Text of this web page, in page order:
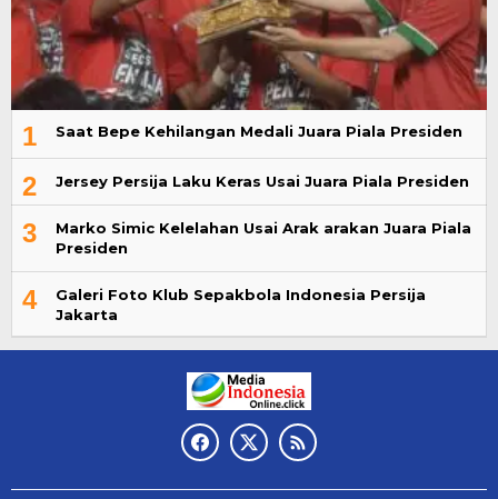
1 Saat Bepe Kehilangan Medali Juara Piala Presiden
2 Jersey Persija Laku Keras Usai Juara Piala Presiden
3
Marko Simic Kelelahan Usai Arak arakan Juara Piala
Presiden
4
Galeri Foto Klub Sepakbola Indonesia Persija
Jakarta